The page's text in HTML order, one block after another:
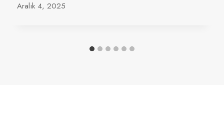
Aralık 4, 2025